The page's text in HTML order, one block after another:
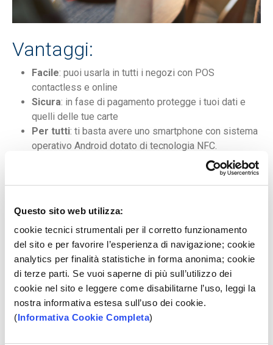
Questo sito web utilizza:
cookie tecnici strumentali per il corretto funzionamento
del sito e per favorire l’esperienza di navigazione; cookie
analytics per finalità statistiche in forma anonima; cookie
di terze parti. Se vuoi saperne di più sull’utilizzo dei
cookie nel sito e leggere come disabilitarne l’uso, leggi la
nostra informativa estesa sull’uso dei cookie.
(Informativa Cookie Completa)
Vantaggi:
Facile: puoi usarla in tutti i negozi con POS
contactless e online
Sicura: in fase di pagamento protegge i tuoi dati e
quelli delle tue carte
Per tutti: ti basta avere uno smartphone con sistema
operativo Android dotato di tecnologia NFC.
FISSA UN APPUNTAMENTO
SCOPRI COME RICHIEDERE IL PRODOTTO
Messaggio pubblicitario con finalità promozionale. Per maggiori